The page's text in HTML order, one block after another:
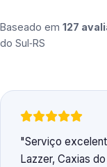
Baseado em 127
do Sul‑RS
Serviço
Lazzer, Caxias